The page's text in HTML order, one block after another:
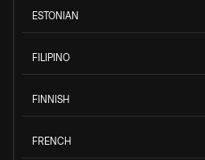
ESTONIAN
FILIPINO
FINNISH
FRENCH